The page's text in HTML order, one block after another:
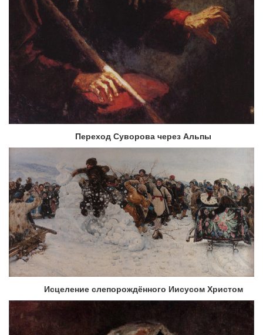
Переход Суворова через Альпы
Исцеление слепорождённого Иисусом Христом